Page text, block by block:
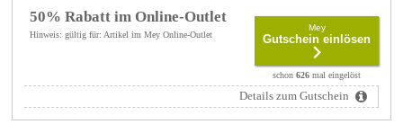
50% Rabatt im Online-Outlet
Hinweis: gültig für: Artikel im Mey Online-Outlet
Mey
Gutschein einlösen
schon626 mal eingelöst
Details zum Gutschein